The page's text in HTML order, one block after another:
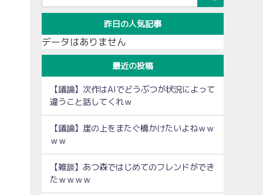
昨日の人気記事
データはありません
最近の投稿
【議論】次作はAIでどうぶつが状況によって
違うこと話してくれｗ
【議論】崖の上をまたぐ橋かけたいよねｗｗ
ｗｗ
【雑談】あつ森ではじめてのフレンドができ
たｗｗｗｗ